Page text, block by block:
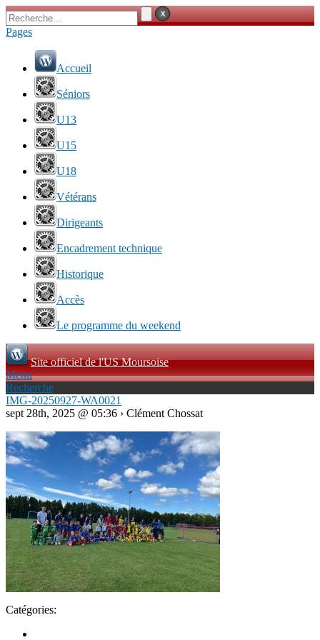
Pages
Accueil
Séniors
U13
U15
U18
Vétérans
Dirigeants
Encadrement technique
Historique
Accès
Le programme du weekend
Site officiel de l'US Moursoise
Menu
Recherche
IMG-20250927-WA0021
sept 28th, 2025 @ 05:36 › Clément Chossat
Catégories: